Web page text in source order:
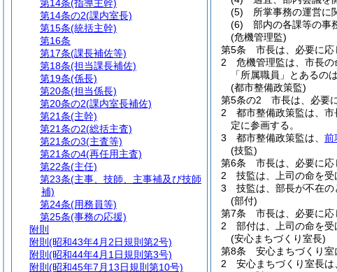
(5)
所掌事務の運営に
(6)
部内の各課等の事
(危機管理監)
第5条
市長は、必要に応
2
危機管理監は、市長の
「所属職員」とあるの
(都市整備政策監)
第5条の2
市長は、必要
2
都市整備政策監は、
定に参画する。
3
都市整備政策監は、 前
(技監)
第6条
市長は、必要に応
2
技監は、上司の命を受
3
技監は、部長が不在の
(部付)
第7条
市長は、必要に応
2
部付は、上司の命を受
(安心まちづくり室長)
第8条
安心まちづくり室
2
安心まちづくり室長は
第14条(指導主幹)
第14条の2(課内室長)
第15条(統括主幹)
第16条
第17条(課長補佐等)
第18条(担当課長補佐)
第19条(係長)
第20条(担当係長)
第20条の2(課内室長補佐)
第21条(主幹)
第21条の2(総括主査)
第21条の3(主査等)
第21条の4(再任用主査)
第22条(主任)
第23条(主事、技師、主事補及び技師
補)
第24条(用務員等)
第25条(事務の応援)
附則
附則 (昭和43年4月2日規則第2号)
附則 (昭和44年4月1日規則第3号)
附則 (昭和45年7月13日規則第10号)